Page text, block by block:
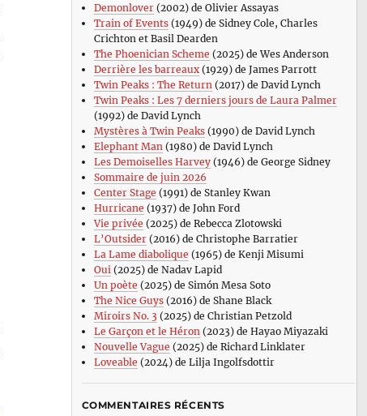
Demonlover(2002) de Olivier Assayas
Train of Events(1949) de Sidney Cole, Charles
Crichton et Basil Dearden
The Phoenician Scheme (2025) de Wes Anderson
Derrière les barreaux(1929) de James Parrott
Twin Peaks : The Return(2017) de David Lynch
Twin Peaks : Les 7 derniers jours de Laura Palmer
(1992) de David Lynch
Mystères à Twin Peaks(1990) de David Lynch
Elephant Man(1980) de David Lynch
Les Demoiselles Harvey(1946) de George Sidney
Sommaire de juin 2026
Center Stage (1991) de Stanley Kwan
Hurricane (1937) de John Ford
Vie privée (2025) de Rebecca Zlotowski
L’Outsider(2016) de Christophe Barratier
La Lame diabolique (1965) de Kenji Misumi
Oui(2025) de Nadav Lapid
Un poète (2025) de Simón Mesa Soto
The Nice Guys(2016) de Shane Black
Miroirs No. 3 (2025) de Christian Petzold
Le Garçon et le Héron(2023) de Hayao Miyazaki
Nouvelle Vague (2025) de Richard Linklater
Loveable (2024) de Lilja Ingolfsdottir
COMMENTAIRES RÉCENTS